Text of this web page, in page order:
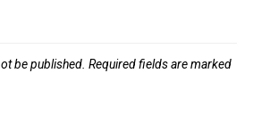
be published. Required fields are marked